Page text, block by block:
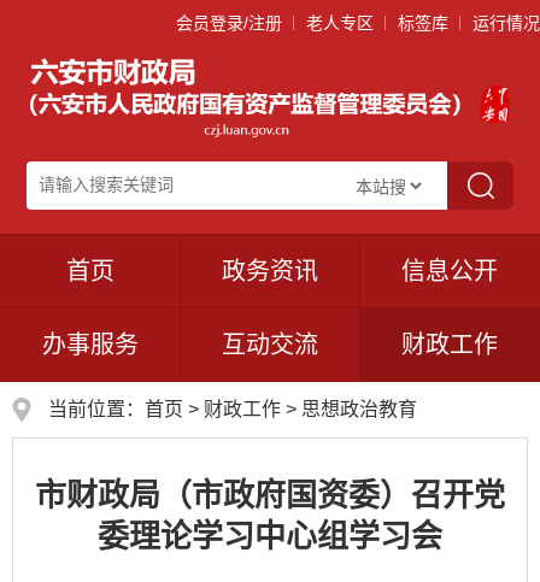
会员登录/注册 老人专区 标签库 运行情况
首页 政务资讯 信息公开
办事服务 互动交流 财政工作
当前位置： 首页 > 财政工作 > 思想政治教育
市财政局（市政府国资委）召开党
委理论学习中心组学习会